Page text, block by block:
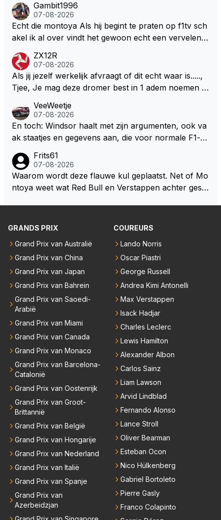
milton, hahahaha. Latifi pakt ze allemaal met de oge
n dicht met als onbetwiste nummer 2 of GOATINES
S Lawson natuurlijk 😂😂😂😂😂
Gambit1996
07-08-2026
Echt die montoya Als hij begint te praten op f1tv sch
akel ik al over vindt het gewoon echt een vervelend
weet 🤮🤮
ZX12R
07-08-2026
Als jij jezelf werkelijk afvraagt of dit echt waar is.....,
Tjee, Je mag deze dromer best in 1 adem noemen m
aar voordragen uit eigen geest. Kan mij voorstellen d
at je het leuk vindt sprookjes te luisteren maar heb jij
jezelf dan ook wel eens afgevraagd of de dappere b
ze wolff gesneden heeft?
VeeWeetje
07-08-2026
En toch: Windsor haalt met zijn argumenten, ook va
ak staatjes en gegevens aan, die voor normale F1-fa
okies made of your own dough" 🤣
Frits61
07-08-2026
Waarom wordt deze flauwe kul geplaatst. Net of Mo
ntoya weet wat Red Bull en Verstappen achter geslo
GRANDS PRIX
Grand Prix van Australië
Grand Prix van China
Grand Prix van Japan
Grand Prix van Bahrein
Grand Prix van Saoedi-
Arabië
Grand Prix van Miami
Grand Prix van Canada
Grand Prix van Monaco
Grand Prix van Barcelona-
Catalonië
Grand Prix van Oostenrijk
Grand Prix van Groot-
Brittannië
Grand Prix van België
Grand Prix van Hongarije
Grand Prix van Nederland
Grand Prix van Italië
Grand Prix van Spanje
Grand Prix van
Azerbeidzjan
COUREURS
Lando Norris
Oscar Piastri
George Russell
Andrea Kimi Antonelli
Max Verstappen
Isack Hadjar
Charles Leclerc
Lewis Hamilton
Alexander Albon
Carlos Sainz
Liam Lawson
Arvid Lindblad
Fernando Alonso
Lance Stroll
Oliver Bearman
Esteban Ocon
Nico Hülkenberg
Gabriel Bortoleto
Pierre Gasly
Franco Colapinto